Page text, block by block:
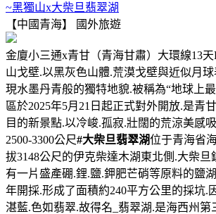
~黑獨山x大柴旦翡翠湖
【中國青海】
國外旅遊
金廈小三通x青甘（青海甘肅）大環線13天
山戈壁.以黑灰色山體.荒漠戈壁與近似月
現水墨丹青般的獨特地貌.被稱為“地球上
區於2025年5月21日起正式對外開放.是青
目的新景點.以冷峻.孤寂.壯闊的荒涼美感
2500-3300公尺#大柴旦翡翠湖位于青海省
拔3148公尺的伊克柴達木湖東北側.大柴旦
有一片盛產硼.鋰.鹽.鉀肥芒硝等原料的鹽
年開採.形成了面積約240平方公里的採坑.
湛藍.色如翡翠.故得名_翡翠湖.是海西州第